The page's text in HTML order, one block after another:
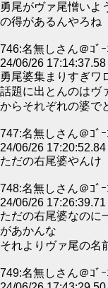
勇尾がヴァ尾憎いよ
の得があるんやろね
746:名無しさん＠ｺﾞｰ
24/06/26
勇尾婆集まりすぎワ
話題に出とんのはヴ
からそれぞれの婆で
747:名無しさん＠ｺﾞｰ
24/06/26
ただの右尾婆やんけ
748:名無しさん＠ｺﾞｰ
24/06/26
ただの右尾婆なのに
があかんな
それよりヴァ尾の名
749:名無しさん＠ｺﾞｰ